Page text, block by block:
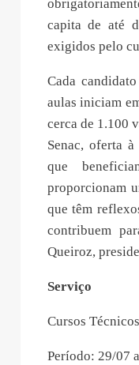
capita de até
exigidos pelo
Cada
aulas iniciam
cerca de 1.100
Senac, oferta
que
proporcionam
que têm
contribuem
Queiroz,
Serviço
Cursos
Período: 29/07